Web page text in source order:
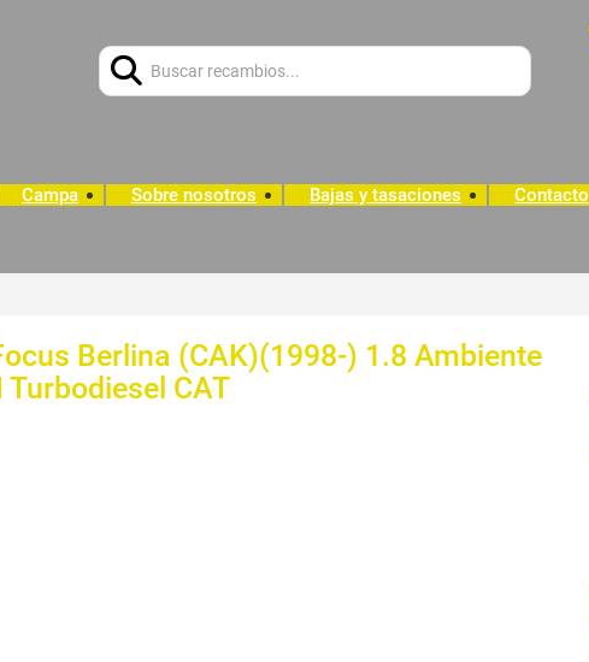
Campa Sobre nosotros Bajas y tasaciones Contacto
Berlina (CAK)(1998-) 1.8 Ambiente
Turbodiesel CAT